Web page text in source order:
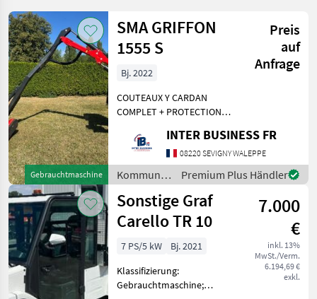
Gebrauchtmaschine
SMA GRIFFON
1555 S
Preis
auf
Anfrage
Bj. 2022
COUTEAUX Y CARDAN
COMPLET + PROTECTION
HEURES Kommunalgeräte
Böschungsmäher
INTER BUSINESS FR
08220 SEVIGNY WALEPPE
Kommunalgeräte
/ Cosma
Premium Plus Händler
Sonstige Graf
Carello TR 10
7.000
€
inkl. 13%
MwSt./Verm.
6.194,69 €
exkl.
7 PS/5 kW
Bj. 2021
Klassifizierung:
Gebrauchtmaschine;